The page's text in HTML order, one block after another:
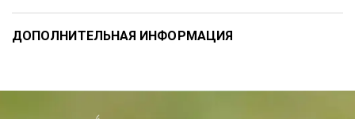
ДОПОЛНИТЕЛЬНАЯ ИНФОРМАЦИЯ